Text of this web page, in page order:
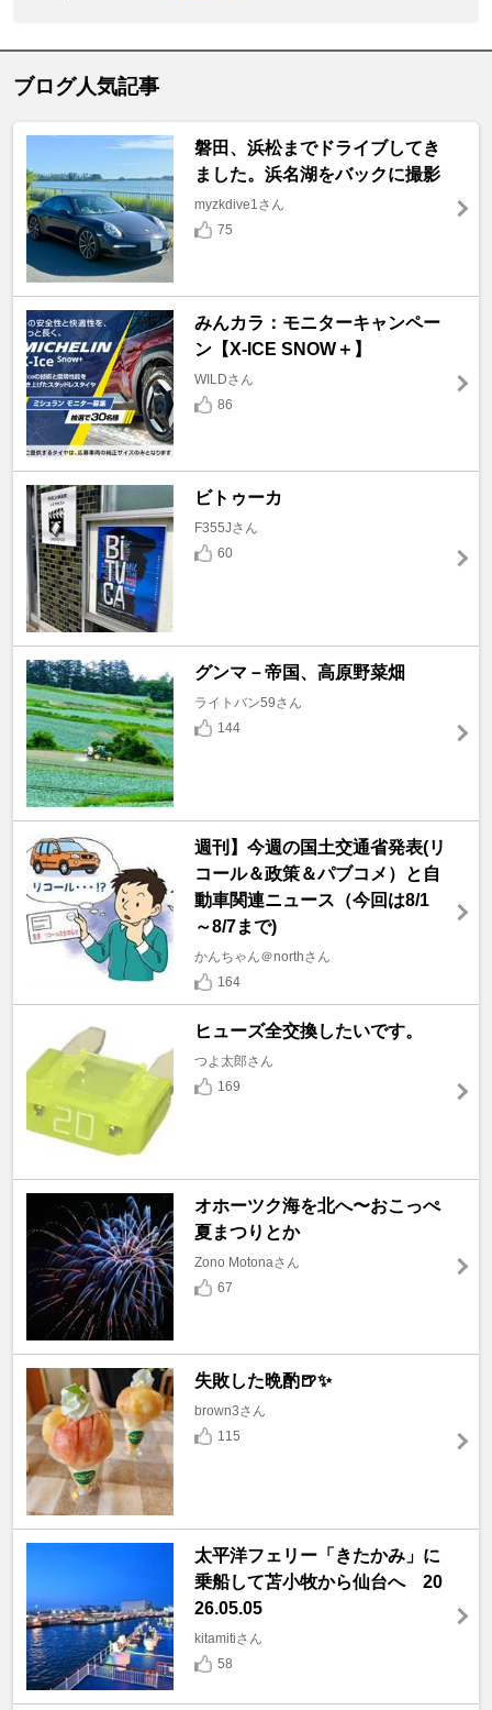
ブログ人気記事
磐田、浜松までドライブしてき
ました。浜名湖をバックに撮影
myzkdive1さん
75
みんカラ：モニターキャンペー
ン【X-ICE SNOW＋】
WILDさん
86
ビトゥーカ
F355Jさん
60
グンマ－帝国、高原野菜畑
ライトバン59さん
144
週刊】今週の国土交通省発表(リ
コール＆政策＆パブコメ）と自
動車関連ニュース（今回は8/1
～8/7まで)
かんちゃん＠northさん
164
ヒューズ全交換したいです。
つよ太郎さん
169
オホーツク海を北へ〜おこっぺ
夏まつりとか
Zono Motonaさん
67
失敗した晩酌🍺✨
brown3さん
115
太平洋フェリー「きたかみ」に
乗船して苫小牧から仙台へ 20
26.05.05
kitamitiさん
58